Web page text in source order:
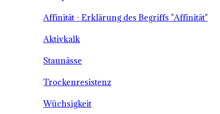
Affinität - Erklärung des Begriffs "Affinität"
Aktivkalk
Staunässe
Trockenresistenz
Wüchsigkeit